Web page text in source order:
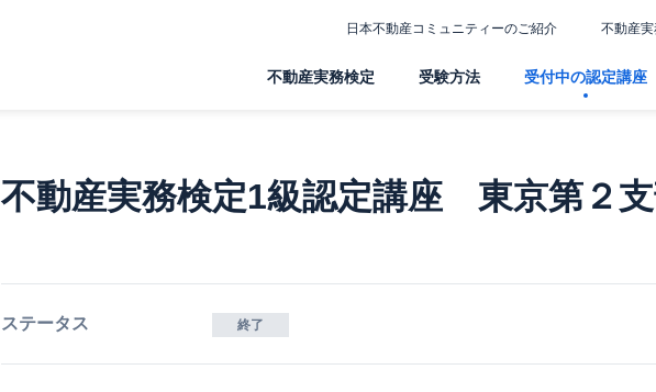
日本不動産コミュニティーのご紹介 不動産
不動産実務検定 受験方法 受付中の認定講座
不動産実務検定1級認定講座 東京第２
ステータス 終了